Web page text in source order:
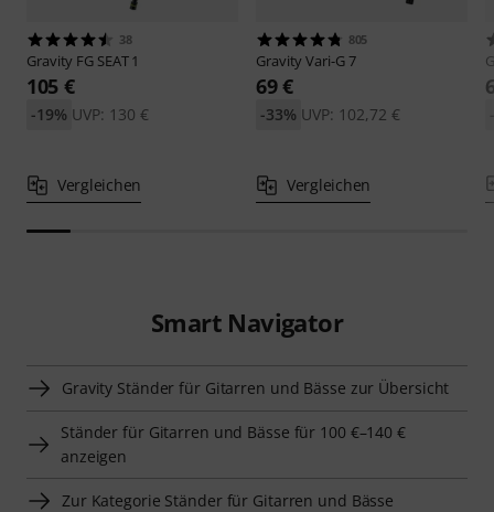
38
Gravity FG SEAT 1
105 €
UVP: 130 €
-19%
Vergleichen
805
GravityVari-G 7
69 €
UVP: 102,72 €
-33%
Vergleichen
Smart Navigator
Gravity Ständer für Gitarren und Bässe zur Übersicht
Ständer für Gitarren und Bässe für 100 €–140 €
anzeigen
Zur Kategorie Ständer für Gitarren und Bässe